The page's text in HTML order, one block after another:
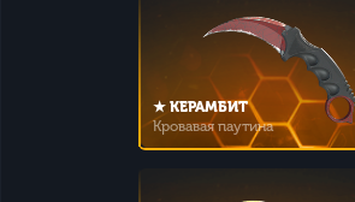
★ КЕРАМБИТ
Кровавая паутина